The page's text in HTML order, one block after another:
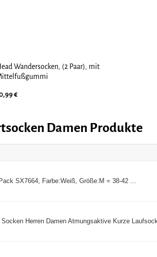
Wandersocken, (2 Paar), mit
€
Damen Produkte
SX7664, Farbe:Weiß, Größe:M = 38-42 ...
Herren Damen Atmungsaktive Kurze